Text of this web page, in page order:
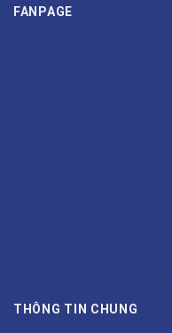
FANPAGE
THÔNG TIN CHUNG